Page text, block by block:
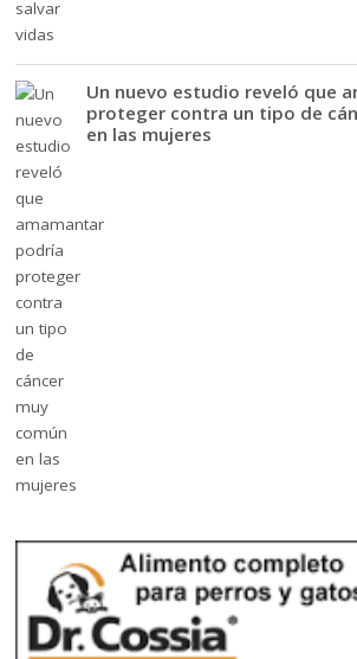
Un nuevo estudio reveló que
proteger contra un tipo de
en las mujeres